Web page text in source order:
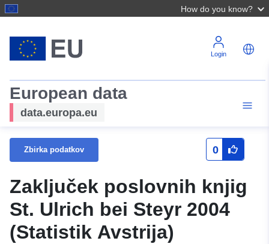
How do you know?
Login
European data
data.europa.eu
Zbirka podatkov 0
Zaključek poslovnih knjig
St. Ulrich bei Steyr 2004
(Statistik Avstrija)